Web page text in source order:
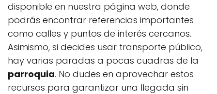
disponible en nuestra página web, donde
podrás encontrar referencias importantes
como calles y puntos de interés cercanos.
Asimismo, si decides usar transporte público,
hay varias paradas a pocas cuadras de la
parroquia. No dudes en aprovechar estos
recursos para garantizar una llegada sin